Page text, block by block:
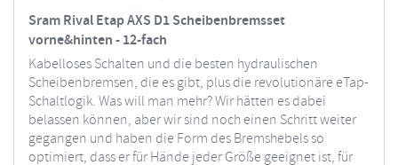
Sram Rival Etap AXS D1 Scheibenbremsset
vorne&hinten - 12-fach
Kabelloses Schalten und die besten hydraulischen
Scheibenbremsen, die es gibt, plus die revolutionäre eTap-
Schaltlogik. Was will man mehr? Wir hätten es dabei
belassen können, aber wir sind noch einen Schritt weiter
gegangen und haben die Form des Bremshebels so
optimiert, dass er für Hände jeder Größe geeignet ist, für